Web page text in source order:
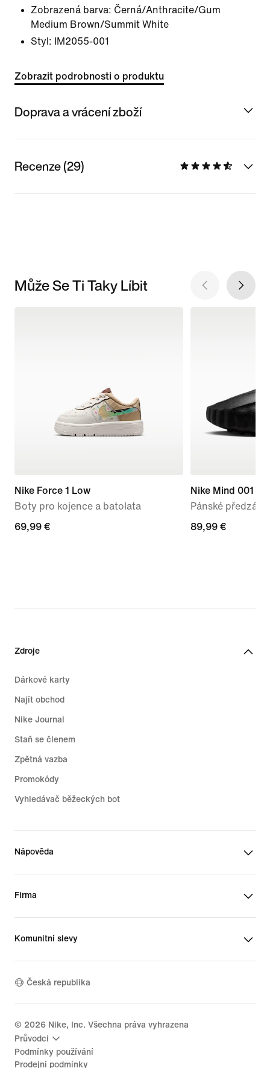
Zobrazená barva: Černá/Anthracite/Gum
Medium Brown/Summit White
Styl:
IM2055-001
Zobrazit podrobnosti o produktu
Doprava a vrácení zboží
Recenze (29)
Může Se Ti Taky Líbit
Nike Force 1 Low
Boty pro kojence a batolata
69,99 €
69,99 €
Nike Mind 001
Pánské
89,99 €
89,99 €
Zdroje
Dárkové karty
Najít obchod
Nike Journal
Staň se členem
Zpětná vazba
Promokódy
Vyhledávač běžeckých bot
Nápověda
Firma
Komunitní slevy
Česká republika
© 2026 Nike, Inc. Všechna práva vyhrazena
Průvodci
Podmínky používání
Prodejní podmínky